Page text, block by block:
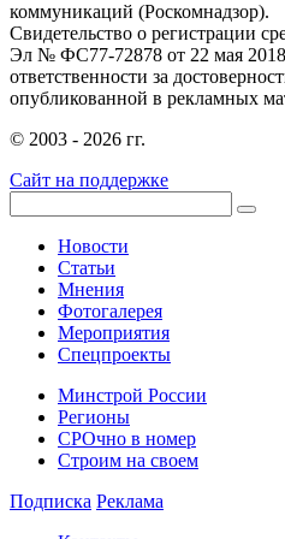
коммуникаций (Роскомнадзор).
Свидетельство о регистрации
Эл № ФС77-72878 от 22 мая 2018
ответственности за
опубликованной в рекламных
© 2003 - 2026 гг.
Сайт на поддержке
Новости
Статьи
Мнения
Фотогалерея
Мероприятия
Спецпроекты
Минстрой России
Регионы
СРОчно в номер
Строим на своем
Подписка Реклама